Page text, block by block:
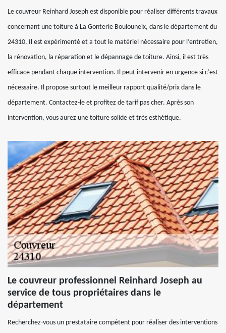
Le couvreur Reinhard Joseph est disponible pour réaliser différents travaux
concernant une toiture à La Gonterie Boulouneix, dans le département du
24310. Il est expérimenté et a tout le matériel nécessaire pour l’entretien,
la rénovation, la réparation et le dépannage de toiture. Ainsi, il est très
efficace pendant chaque intervention. Il peut intervenir en urgence si c’est
nécessaire. Il propose surtout le meilleur rapport qualité/prix dans le
département. Contactez-le et profitez de tarif pas cher. Après son
intervention, vous aurez une toiture solide et très esthétique.
Le couvreur professionnel Reinhard Joseph au
service de tous propriétaires dans le
département
Recherchez-vous un prestataire compétent pour réaliser des interventions